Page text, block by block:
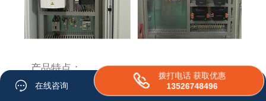
产品特点：
1、采用大功率工程型变频装置，充分利用内部自
在线咨询
拨打电话 获取优惠
13526748496